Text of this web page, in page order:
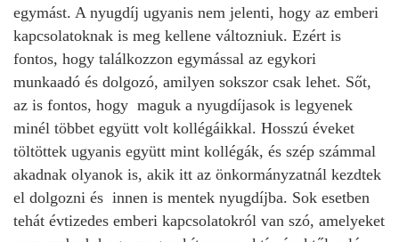
egymást. A nyugdíj ugyanis nem jelenti, hogy az emberi
kapcsolatoknak is meg kellene változniuk. Ezért is
fontos, hogy találkozzon egymással az egykori
munkaadó és dolgozó, amilyen sokszor csak lehet. Sőt,
az is fontos, hogy maguk a nyugdíjasok is legyenek
minél többet együtt volt kollégáikkal. Hosszú éveket
töltöttek ugyanis együtt mint kollégák, és szép számmal
akadnak olyanok is, akik itt az önkormányzatnál kezdtek
el dolgozni és innen is mentek nyugdíjba. Sok esetben
tehát évtizedes emberi kapcsolatokról van szó, amelyeket